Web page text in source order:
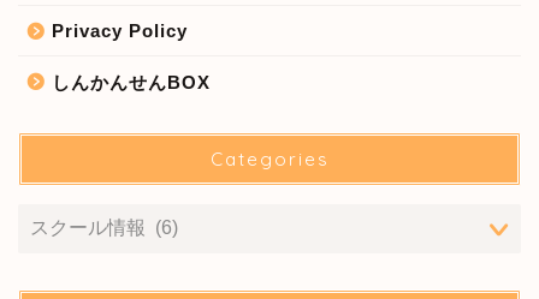
Privacy Policy
しんかんせんBOX
Categories